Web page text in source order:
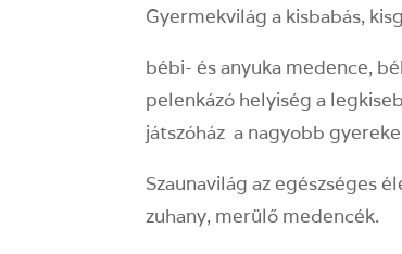
Gyermekvilág a kisbabás,
bébi- és anyuka medence,
pelenkázó helyiség a
játszóház a nagyobb
Szaunavilág az egészséges
zuhany, merülő medencék.